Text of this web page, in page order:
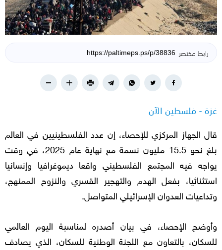
رابط مختصر
غزة - فلسطين الآن
قال الجهاز المركزي للإحصاء، إن عدد الفلسطينيين في العالم
بلغ نحو 15.5 مليون نسمة مع نهاية عام 2025، في وقت
يواجه فيه المجتمع الفلسطيني واقعا ديموغرافيا وإنسانيا
استثنائيا، بفعل الهدم والتهجير القسري والنزوح الممنهج،
وتداعيات العدوان الإسرائيلي المتواصل.
وأوضح الإحصاء، في بيان أصدره لمناسبة اليوم العالمي
للسكان، بالتعاون مع اللجنة الوطنية للسكان، الذي يصادف